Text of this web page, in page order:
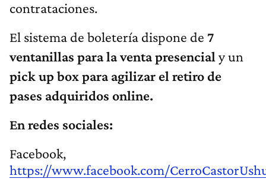
contrataciones.
El sistema de boletería dispone de 7
ventanillas para la venta presencial y un
pick up box para agilizar el retiro de
pases adquiridos online.
En redes sociales:
Facebook,
https://www.facebook.com/